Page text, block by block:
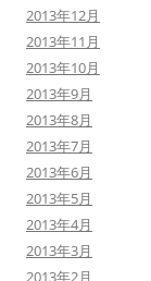
2013年12月
2013年11月
2013年10月
2013年9月
2013年8月
2013年7月
2013年6月
2013年5月
2013年4月
2013年3月
2013年2月